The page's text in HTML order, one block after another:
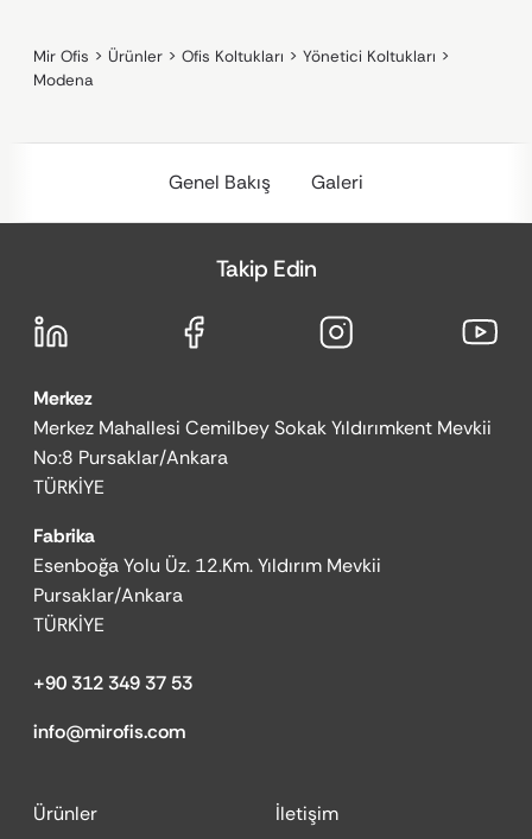
Genel Bakış Galeri
Mir Ofis > Ürünler > Ofis Koltukları > Yönetici Koltukları >
Modena
Merkez
Merkez Mahallesi Cemilbey Sokak Yıldırımkent Mevkii
No:8 Pursaklar/Ankara
TÜRKİYE
Fabrika
Esenboğa Yolu Üz. 12.Km. Yıldırım Mevkii
Pursaklar/Ankara
TÜRKİYE
+90 312 349 37 53
info@mirofis.com
Ürünler
İletişim
Takip Edin